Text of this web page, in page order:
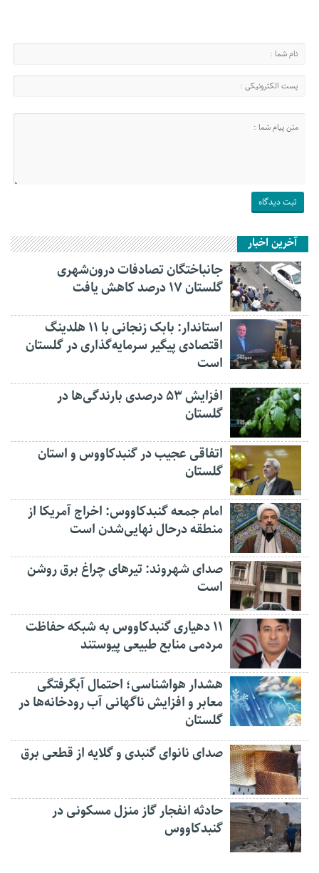
آخرین اخبار
جانباختگان تصادفات درون‌شهری
گلستان ۱۷ درصد کاهش یافت
استاندار: بابک زنجانی با ۱۱ هلدینگ
اقتصادی پیگیر سرمایه‌گذاری در گلستان
است
افزایش ۵۳ درصدی بارندگی‌ها در
گلستان
اتفاقی عجیب در‌ گنبدکاووس و استان
گلستان
امام جمعه گنبدکاووس: اخراج آمریکا از
منطقه درحال نهایی‌شدن است
صدای شهروند: تیرهای چراغ برق روشن
است
۱۱ دهیاری گنبدکاووس به شبکه حفاظت
مردمی منابع طبیعی پیوستند
هشدار هواشناسی؛ احتمال آبگرفتگی
معابر و افزایش ناگهانی آب رودخانه‌ها در
گلستان
صدای نانوای گنبدی و گلایه از قطعی برق
حادثه انفجار گاز منزل مسکونی در
گنبدکاووس